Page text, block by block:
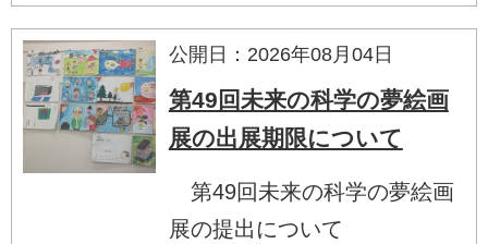
公開日：2026年08月04日
第49回未来の科学の夢絵画
展の出展期限について
第49回未来の科学の夢絵画
展の提出について